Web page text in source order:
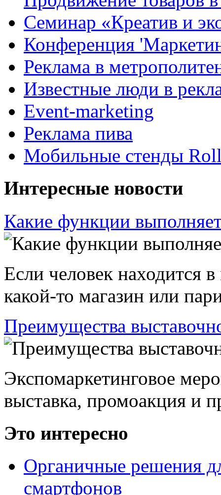
Семинар «Креатив и
Конференция
Реклама в
Известные люди в
Event-marketing
Реклама пива
Мобильные стенды
Интересные новости
Какие функции
Если человек находится
какой-то магазин или
Преимущества
Экспомаркетинговое
выставка, промоакция и
Это интересно
Органичные решения
смартфонов